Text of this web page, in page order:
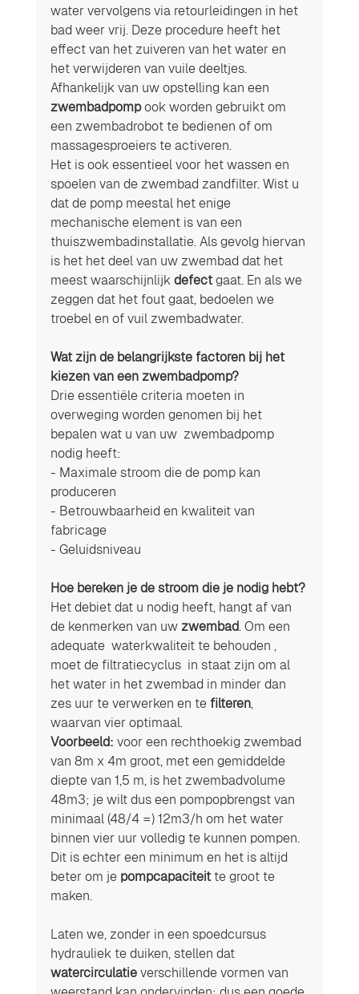
water vervolgens via retourleidingen in het
bad weer vrij. Deze procedure heeft het
effect van het zuiveren van het water en
het verwijderen van vuile deeltjes.
Afhankelijk van uw opstelling kan een
zwembadpomp ook worden gebruikt om
een zwembadrobot te bedienen of om
massagesproeiers te activeren.
Het is ook essentieel voor het wassen en
spoelen van de zwembad zandfilter. Wist u
dat de pomp meestal het enige
mechanische element is van een
thuiszwembadinstallatie. Als gevolg hiervan
is het het deel van uw zwembad dat het
meest waarschijnlijk defect gaat. En als we
zeggen dat het fout gaat, bedoelen we
troebel en of vuil zwembadwater.
Wat zijn de belangrijkste factoren bij het
kiezen van een zwembadpomp?
Drie essentiële criteria moeten in
overweging worden genomen bij het
bepalen wat u van uw  zwembadpomp
nodig heeft:
- Maximale stroom die de pomp kan
produceren
- Betrouwbaarheid en kwaliteit van
fabricage
- Geluidsniveau
Hoe bereken je de stroom die je nodig hebt?
Het debiet dat u nodig heeft, hangt af van
de kenmerken van uw zwembad. Om een ​​
adequate  waterkwaliteit te behouden ,
moet de filtratiecyclus  in staat zijn om al
het water in het zwembad in minder dan
zes uur te verwerken en te filteren,
waarvan vier optimaal.
Voorbeeld: voor een rechthoekig zwembad
van 8m x 4m groot, met een gemiddelde
diepte van 1,5 m, is het zwembadvolume
48m3; je wilt dus een pompopbrengst van
minimaal (48/4 =) 12m3/h om het water
binnen vier uur volledig te kunnen pompen.
Dit is echter een minimum en het is altijd
beter om je pompcapaciteit te groot te
maken.
Laten we, zonder in een spoedcursus
hydrauliek te duiken, stellen dat
watercirculatie verschillende vormen van